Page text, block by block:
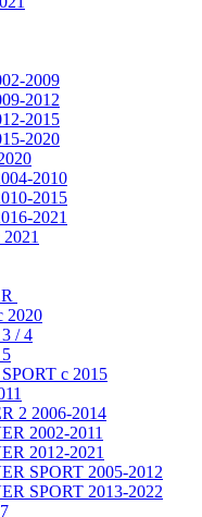
2009
2012
2015
2020
2010
2015
2021
2020
/ 4
с 2015
2 2006-2014
2002-2011
2012-2021
SPORT 2005-2012
SPORT 2013-2022